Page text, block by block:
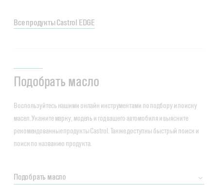
Все продукты Castrol EDGE
Подобрать масло
Воспользуйтесь нашими онлайн инструментами по подбору и поиску
масел. Укажите марку, модель и год вашего автомобиля и выясните
рекомендованные продукты Castrol. Также доступны быстрый поиск и
поиск по названию продукта.
Подобрать масло